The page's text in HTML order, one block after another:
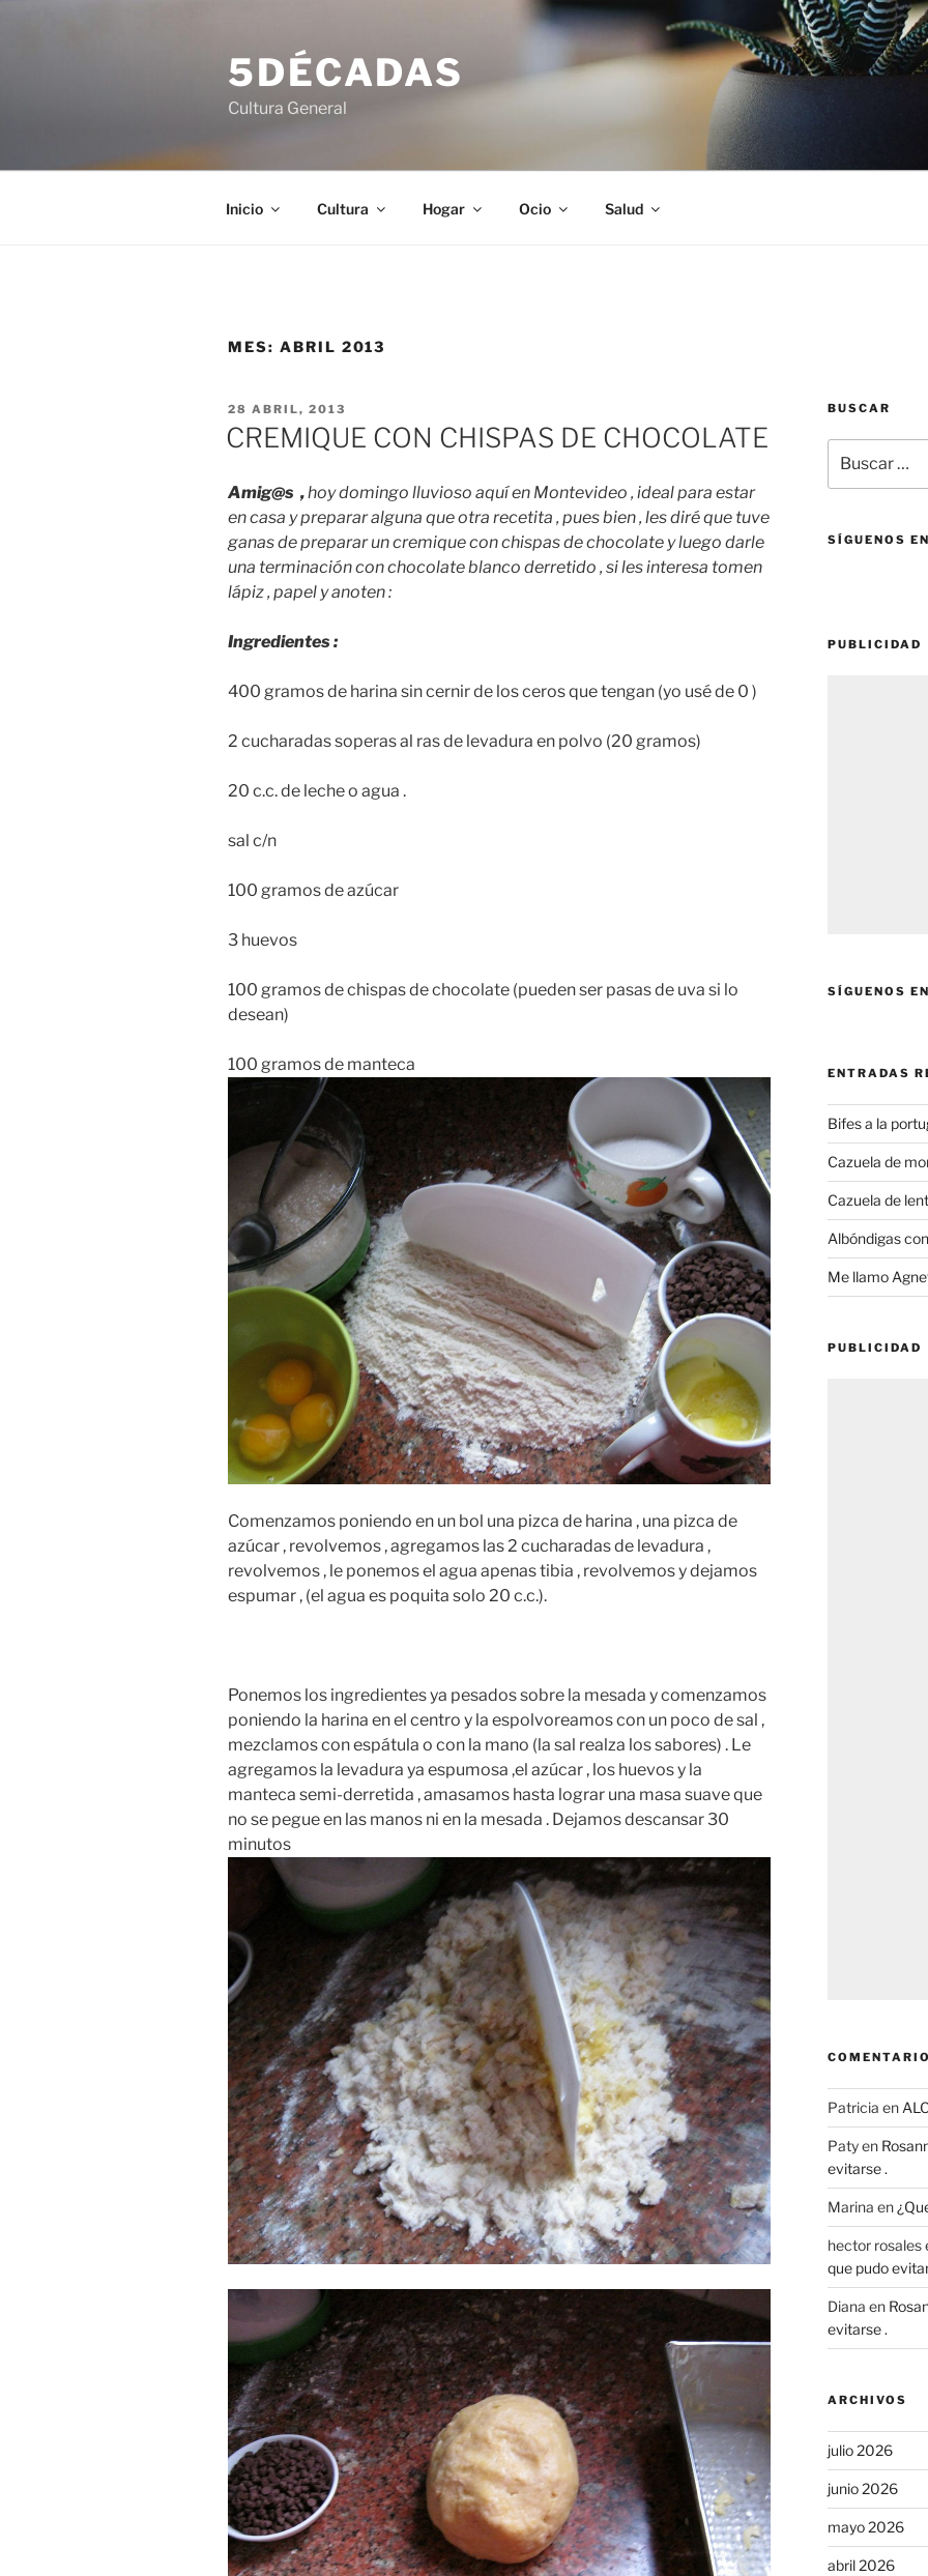
5DÉCADAS
Cultura General
Inicio Cultura Hogar Ocio Salud
MES: ABRIL 2013
PUBLICADO
EL
28 ABRIL, 2013
CREMIQUE CON CHISPAS DE CHOCOLATE
Amig@s ,hoy domingo lluvioso aquí en Montevideo , ideal para estar
en casa y preparar alguna que otra recetita , pues bien , les diré que tuve
ganas de preparar un cremique con chispas de chocolate y luego darle
una terminación con chocolate blanco derretido , si les interesa tomen
lápiz , papel y anoten :
Ingredientes :
400 gramos de harina sin cernir de los ceros que tengan (yo usé de 0 )
2 cucharadas soperas al ras de levadura en polvo (20 gramos)
20 c.c. de leche o agua .
sal c/n
100 gramos de azúcar
3 huevos
100 gramos de chispas de chocolate (pueden ser pasas de uva si lo
desean)
100 gramos de manteca
Comenzamos poniendo en un bol una pizca de harina , una pizca de
azúcar , revolvemos , agregamos las 2 cucharadas de levadura ,
revolvemos , le ponemos el agua apenas tibia , revolvemos y dejamos
espumar , (el agua es poquita solo 20 c.c.).
Ponemos los ingredientes ya pesados sobre la mesada y comenzamos
poniendo la harina en el centro y la espolvoreamos con un poco de sal ,
mezclamos con espátula o con la mano (la sal realza los sabores) . Le
agregamos la levadura ya espumosa ,el azúcar , los huevos y la
manteca semi-derretida , amasamos hasta lograr una masa suave que
no se pegue en las manos ni en la mesada . Dejamos descansar 30
minutos
BUSCAR
por:
SÍGUENOS
PUBLICIDAD
SÍGUENOS
ENTRADAS
Bifes a la
Cazuela de
Cazuela de
Albóndigas
Me llamo
PUBLICIDAD
Patricia en
Patyen
evitarse .
Marina en
hector rosales
que pudo
Diana en
evitarse .
ARCHIVOS
julio 2026
junio 2026
mayo 2026
abril 2026